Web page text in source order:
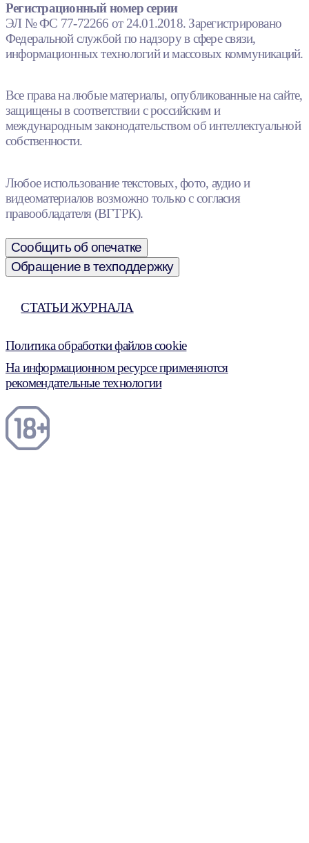
Регистрационный номер серии
ЭЛ № ФС 77-72266 от 24.01.2018. Зарегистрировано
Федеральной службой по надзору в сфере связи,
информационных технологий и массовых коммуникаций.
Все права на любые материалы, опубликованные на сайте,
защищены в соответствии с российским и
международным законодательством об интеллектуальной
собственности.
Любое использование текстовых, фото, аудио и
видеоматериалов возможно только с согласия
правообладателя (ВГТРК).
Сообщить об опечатке
Обращение в техподдержку
СТАТЬИ ЖУРНАЛА
Политика обработки файлов cookie
На информационном ресурсе применяются
рекомендательные технологии